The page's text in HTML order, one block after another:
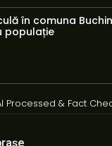
în comuna
populație
Processed & Fact